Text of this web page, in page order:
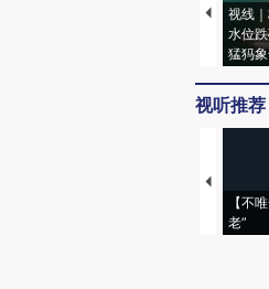
视线
水位
猛犸
视听推荐
【不
老”